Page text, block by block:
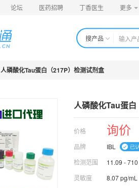
论坛 医药招聘 丁香医生 更多
搜产品
人磷酸化Tau蛋白（217P）检测试剂盒
人磷酸化Tau蛋
价格 询价
品牌
IBL
检测范围
11.09 - 710
灵敏度
8.07 pg/mL